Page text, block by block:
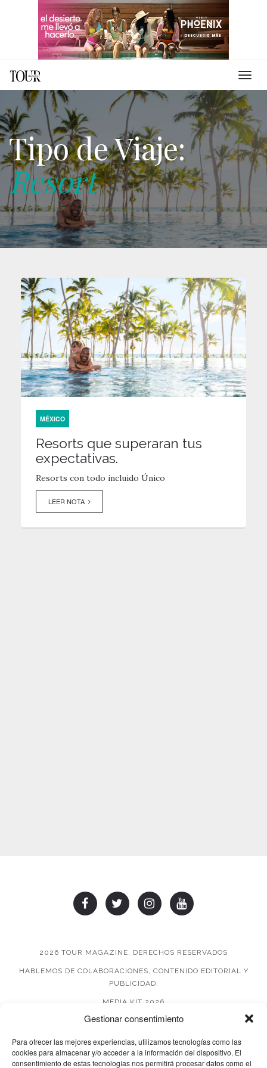
Gestionar consentimiento
Para ofrecer las mejores experiencias, utilizamos tecnologías como las
cookies para almacenar y/o acceder a la información del dispositivo. El
consentimiento de estas tecnologías nos permitirá procesar datos como el
Tipo de Viaje:
Resort
MÉXICO
Resorts que superaran tus
expectativas.
Resorts con todo incluido Único
LEER NOTA
2026 TOUR MAGAZINE, DERECHOS RESERVADOS
HABLEMOS DE COLABORACIONES, CONTENIDO EDITORIAL Y
PUBLICIDAD.
MEDIA KIT 2026
AVISO DE PRIVACIDAD